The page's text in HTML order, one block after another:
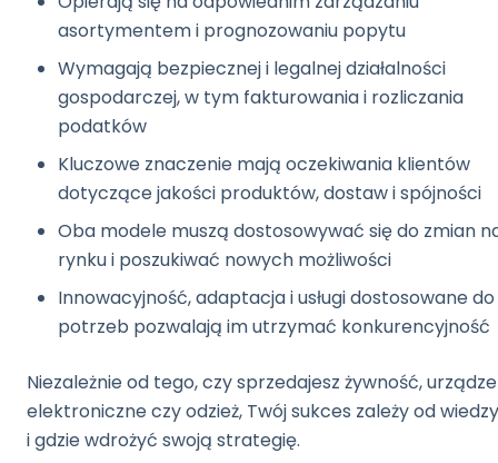
asortymentem i prognozowaniu popytu
Wymagają bezpiecznej i legalnej działalności
gospodarczej, w tym fakturowania i rozliczania
podatków
Kluczowe znaczenie mają oczekiwania klientów
dotyczące jakości produktów, dostaw i spójności
Oba modele muszą dostosowywać się do zmian
rynku i poszukiwać nowych możliwości
Innowacyjność, adaptacja i usługi dostosowane do
potrzeb pozwalają im utrzymać konkurencyjność
Niezależnie od tego, czy sprzedajesz żywność,
elektroniczne czy odzież, Twój sukces zależy od
i gdzie wdrożyć swoją strategię.